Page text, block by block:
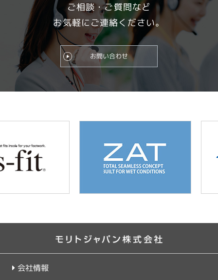
ご相談・ご質問など
お気軽にご連絡ください。
お問い合わせ
会社情報